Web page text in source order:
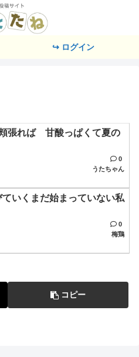
↪ ログイン
張れば 甘酸っぱくて夏の
0
うたちゃん
いくまだ始まっていない私
0
梅鶏
コピー